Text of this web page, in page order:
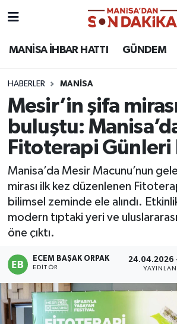
MANİSA İHBAR HATTI GÜNDEM
HABERLER MANİSA
Mesir’in şifa
buluştu:
Fitoterapi Günleri
Manisa’da Mesir Macunu’nun
mirası ilk kez düzenlenen
bilimsel zeminde ele alındı.
modern tıptaki yeri ve
öne çıktı.
ECEM BAŞAK ORPAK
EDITÖR
24.04.2026
ASAYİŞ
KÜLTÜR-SANAT
MAGAZİN
MANİSA'DA TRAFİK
SİYASET
SPOR
YAŞAM
GİZLİLİK SÖZLEŞMESİ
İLETİŞİM
Hava Durumu
Puan Durumu ve Fikstür
Tüm Manşetler
Son Dakika Haberleri
Haber Arşivi